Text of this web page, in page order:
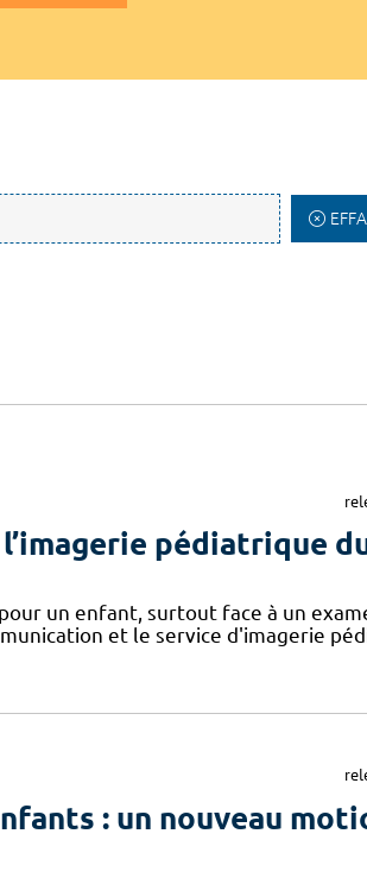
pédiatrique
un enfant, surtout face à un
et le service d'imagerie
: un nouveau